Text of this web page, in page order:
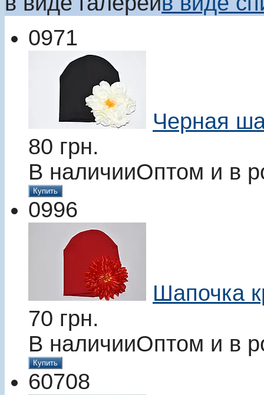
0971
Черная
80 грн.
В наличииОптом и в
Купить
0996
Шапочка
70 грн.
В наличииОптом и в
Купить
60708